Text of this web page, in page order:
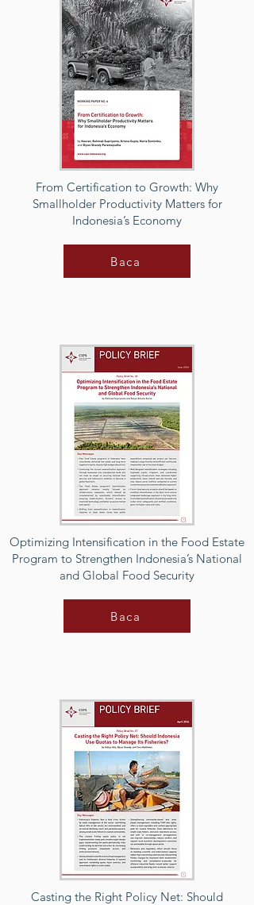
From Certification to Growth: Why
Smallholder Productivity Matters for
Indonesia’s Economy
Baca
Optimizing Intensification in the Food Estate
Program to Strengthen Indonesia’s National
and Global Food Security
Baca
Casting the Right Policy Net: Should